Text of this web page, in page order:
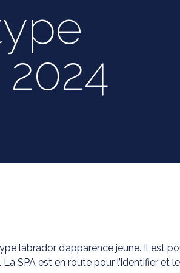
labrador d’apparence jeune. Il est
SPA est en route pour l’identifier et le